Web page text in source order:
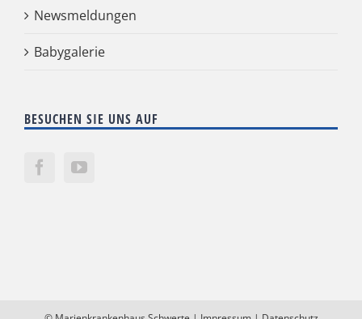
Newsmeldungen
Babygalerie
BESUCHEN SIE UNS AUF